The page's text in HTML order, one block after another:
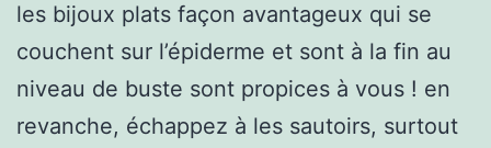
les bijoux plats façon avantageux qui se
couchent sur l’épiderme et sont à la fin au
niveau de buste sont propices à vous ! en
revanche, échappez à les sautoirs, surtout